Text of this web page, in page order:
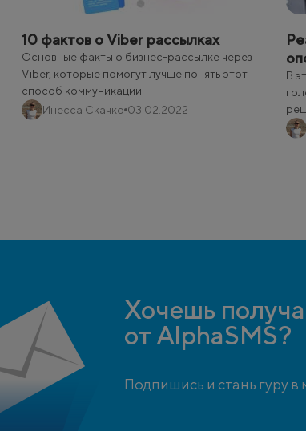
10 фактов о Viber рассылках
Основные факты о бизнес-рассылке через
Viber, которые помогут лучше понять этот
способ коммуникации
Инесса Скачко 03.02.2022
В
Хочешь
от AlphaSMS?
Подпишись и стань гуру в